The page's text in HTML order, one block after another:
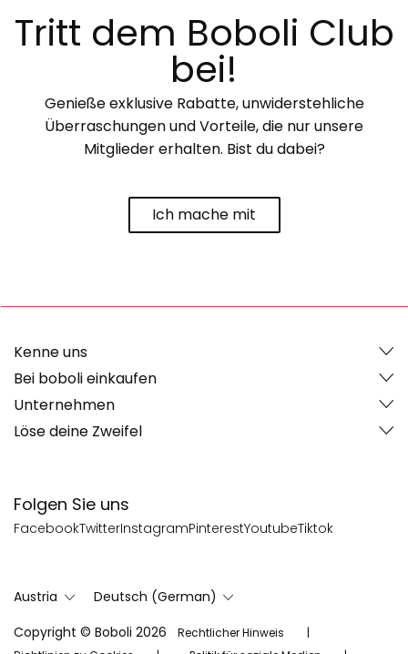
Tritt dem Boboli Club
bei!
Genieße exklusive Rabatte, unwiderstehliche
Überraschungen und Vorteile, die nur unsere
Mitglieder erhalten. Bist du dabei?
Ich mache mit
Folgen Sie uns
FacebookTwitterInstagramPinterestYoutubeTiktok
Bei boboli einkaufen
Unternehmen
Kenne uns
Löse deine Zweifel
Austria
Deutsch (German)
Copyright © Boboli 2026
Rechtlicher Hinweis